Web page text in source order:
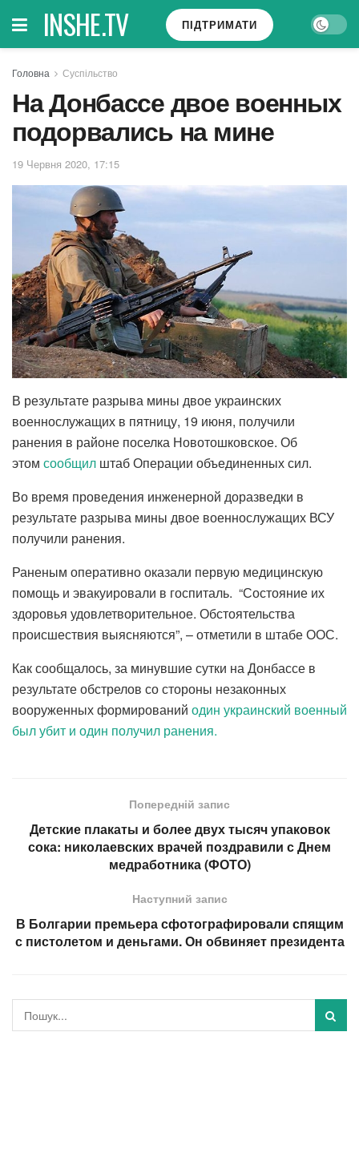
INSHE.TV ПІДТРИМАТИ
Головна Суспільство
На Донбассе двое военных
подорвались на мине
19 Червня 2020, 17:15
В результате разрыва мины двое украинских
военнослужащих в пятницу, 19 июня, получили
ранения в районе поселка Новотошковское. Об
этом сообщил штаб Операции объединенных сил.
Во время проведения инженерной доразведки в
результате разрыва мины двое военнослужащих ВСУ
получили ранения.
Раненым оперативно оказали первую медицинскую
помощь и эвакуировали в госпиталь. “Состояние их
здоровья удовлетворительное. Обстоятельства
происшествия выясняются”, – отметили в штабе ООС.
Как сообщалось, за минувшие сутки на Донбассе в
результате обстрелов со стороны незаконных
вооруженных формирований один украинский военный
был убит и один получил ранения.
Попередній запис
Детские плакаты и более двух тысяч упаковок
сока: николаевских врачей поздравили с Днем
медработника (ФОТО)
Наступний запис
В Болгарии премьера сфотографировали спящим
с пистолетом и деньгами. Он обвиняет президента